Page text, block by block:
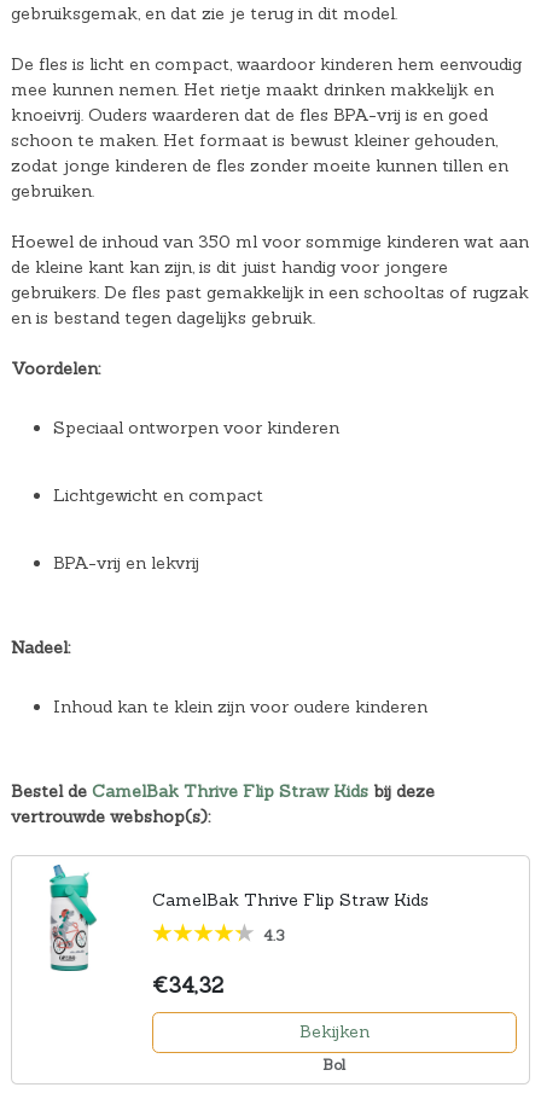
gebruiksgemak, en dat zie je terug in dit model.
De fles is licht en compact, waardoor kinderen hem eenvoudig
mee kunnen nemen. Het rietje maakt drinken makkelijk en
knoeivrij. Ouders waarderen dat de fles BPA-vrij is en goed
schoon te maken. Het formaat is bewust kleiner gehouden,
zodat jonge kinderen de fles zonder moeite kunnen tillen en
gebruiken.
Hoewel de inhoud van 350 ml voor sommige kinderen wat aan
de kleine kant kan zijn, is dit juist handig voor jongere
gebruikers. De fles past gemakkelijk in een schooltas of rugzak
en is bestand tegen dagelijks gebruik.
Voordelen:
Speciaal ontworpen voor kinderen
Lichtgewicht en compact
BPA-vrij en lekvrij
Nadeel:
Inhoud kan te klein zijn voor oudere kinderen
Bestel de CamelBak Thrive Flip Straw Kids bij deze
vertrouwde webshop(s):
CamelBak Thrive Flip Straw Kids
4.3
€34,32
Bekijken
Bol